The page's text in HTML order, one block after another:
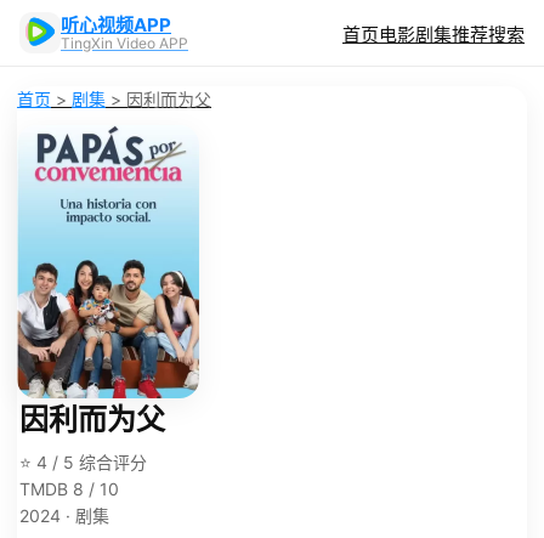
听心视频APP
TingXin Video APP 首页电影剧集推荐搜索
首页 > 剧集 > 因利而为父
因利而为父
⭐ 4 / 5 综合评分
TMDB 8 / 10
2024 · 剧集